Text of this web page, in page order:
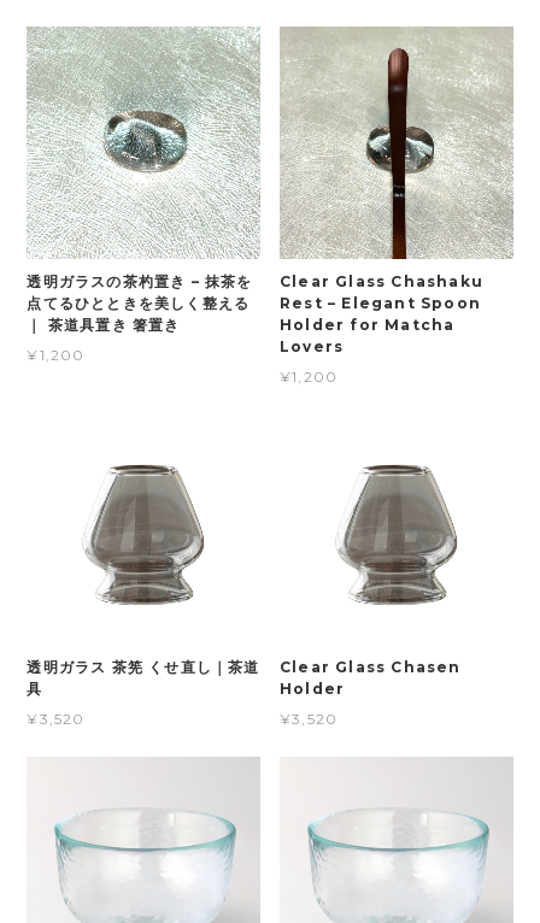
透明ガラスの茶杓置き – 抹茶を
点てるひとときを美しく整える
｜ 茶道具置き 箸置き
¥1,200
Clear Glass Chashaku
Rest – Elegant Spoon
Holder for Matcha
Lovers
¥1,200
透明ガラス 茶筅 くせ直し｜茶道
具
¥3,520
Clear Glass Chasen
Holder
¥3,520